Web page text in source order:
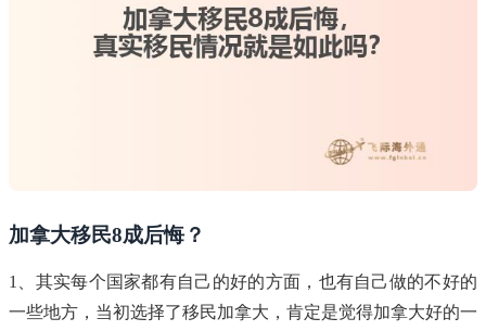
加拿大移民8成后悔？
1、其实每个国家都有自己的好的方面，也有自己做的不好的
一些地方，当初选择了移民加拿大，肯定是觉得加拿大好的一